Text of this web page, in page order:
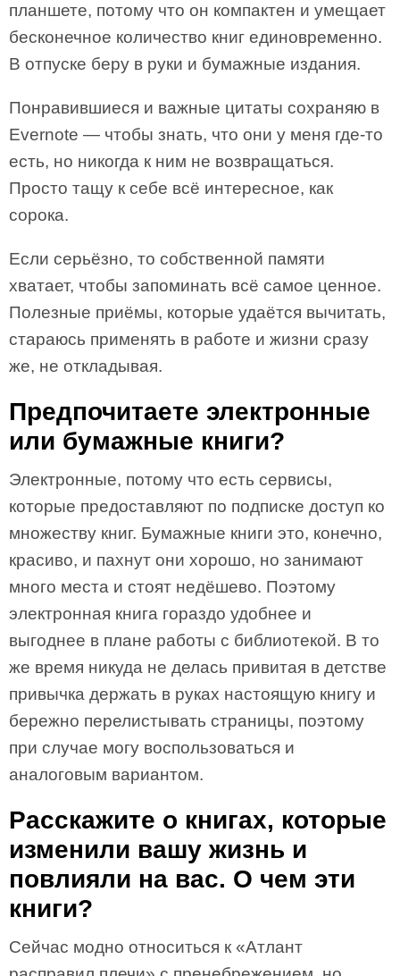
планшете, потому что он компактен и умещает
бесконечное количество книг единовременно.
В отпуске беру в руки и бумажные издания.
Понравившиеся и важные цитаты сохраняю в
Evernote — чтобы знать, что они у меня где-то
есть, но никогда к ним не возвращаться.
Просто тащу к себе всё интересное, как
сорока.
Если серьёзно, то собственной памяти
хватает, чтобы запоминать всё самое ценное.
Полезные приёмы, которые удаётся вычитать,
стараюсь применять в работе и жизни сразу
же, не откладывая.
Предпочитаете электронные
или бумажные книги?
Электронные, потому что есть сервисы,
которые предоставляют по подписке доступ ко
множеству книг. Бумажные книги это, конечно,
красиво, и пахнут они хорошо, но занимают
много места и стоят недёшево. Поэтому
электронная книга гораздо удобнее и
выгоднее в плане работы с библиотекой. В то
же время никуда не делась привитая в детстве
привычка держать в руках настоящую книгу и
бережно перелистывать страницы, поэтому
при случае могу воспользоваться и
аналоговым вариантом.
Расскажите о книгах, которые
изменили вашу жизнь и
повлияли на вас. О чем эти
книги?
Сейчас модно относиться к «Атлант